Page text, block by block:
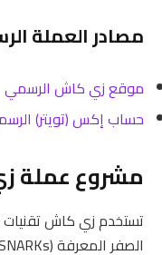
مصادر العملة
موقع زي كاش الرسمي
حساب إكس (تويتر)
مشروع عملة
تستخدم زي كاش تقنيات